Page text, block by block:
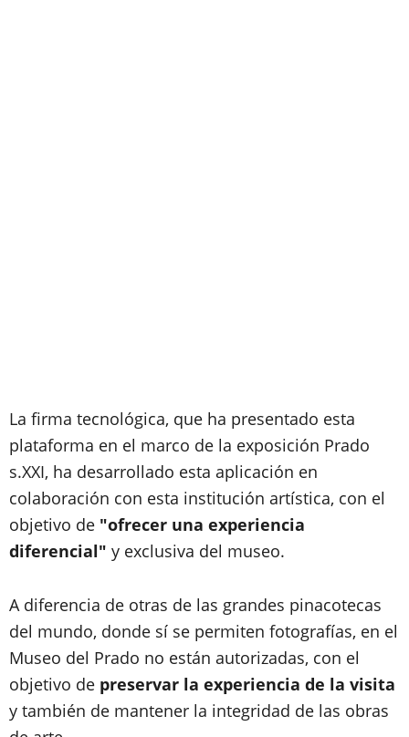
La firma tecnológica, que ha presentado esta
plataforma en el marco de la exposición Prado
s.XXI, ha desarrollado esta aplicación en
colaboración con esta institución artística, con el
objetivo de "ofrecer una experiencia
diferencial" y exclusiva del museo.
A diferencia de otras de las grandes pinacotecas
del mundo, donde sí se permiten fotografías, en el
Museo del Prado no están autorizadas, con el
objetivo de preservar la experiencia de la visita
y también de mantener la integridad de las obras